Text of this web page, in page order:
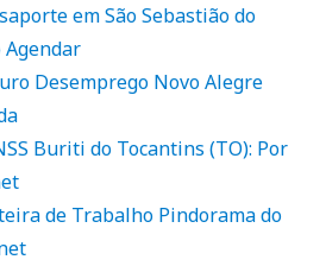
em São Sebastião do
Agendar
Desemprego Novo Alegre
Buriti do Tocantins (TO): Por
de Trabalho Pindorama do